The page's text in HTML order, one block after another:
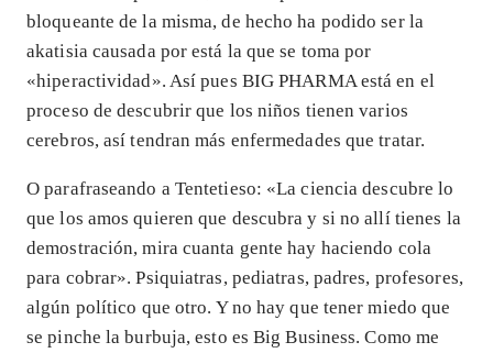
bloqueante de la misma, de hecho ha podido ser la
akatisia causada por está la que se toma por
«hiperactividad». Así pues BIG PHARMA está en el
proceso de descubrir que los niños tienen varios
cerebros, así tendran más enfermedades que tratar.
O parafraseando a Tentetieso: «La ciencia descubre lo
que los amos quieren que descubra y si no allí tienes la
demostración, mira cuanta gente hay haciendo cola
para cobrar». Psiquiatras, pediatras, padres, profesores,
algún político que otro. Y no hay que tener miedo que
se pinche la burbuja, esto es Big Business. Como me